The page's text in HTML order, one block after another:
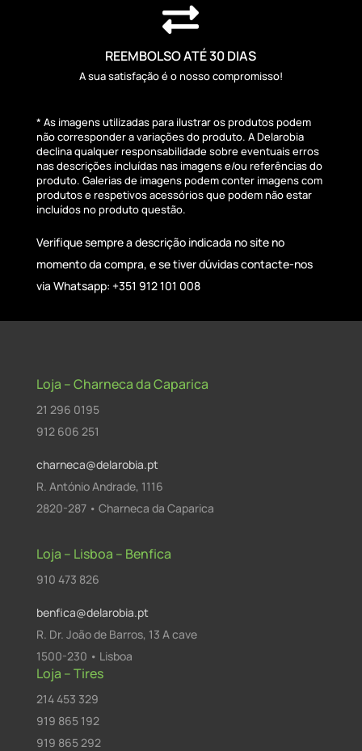

REEMBOLSO ATÉ 30 DIAS
A sua satisfação é o nosso compromisso!
* As imagens utilizadas para ilustrar os produtos podem
não corresponder a variações do produto. A Delarobia
declina qualquer responsabilidade sobre eventuais erros
nas descrições incluídas nas imagens e/ou referências do
produto. Galerias de imagens podem conter imagens com
produtos e respetivos acessórios que podem não estar
incluídos no produto questão.
Verifique sempre a descrição indicada no site no
momento da compra, e se tiver dúvidas contacte-nos
via Whatsapp: +351 912 101 008
Loja – Charneca da Caparica
21 296 0195
912 606 251
charneca@delarobia.pt
R. António Andrade, 1116
2820-287 • Charneca da Caparica
Loja – Lisboa – Benfica
910 473 826
benfica@delarobia.pt
R. Dr. João de Barros, 13 A cave
1500-230 • Lisboa
Loja – Tires
214 453 329
919 865 192
919 865 292